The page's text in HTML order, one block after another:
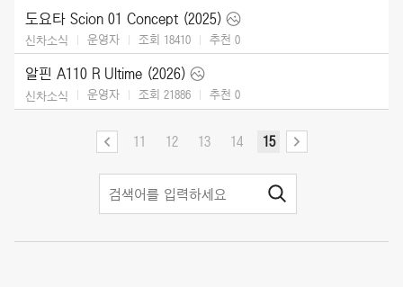
도요타 Scion 01 Concept (2025)
신차소식 운영자 조회 18410 추천 0
알핀 A110 R Ultime (2026)
신차소식 운영자 조회 21886 추천 0
11 12 13 14 15